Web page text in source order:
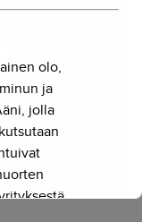
olo,
ja
jolla